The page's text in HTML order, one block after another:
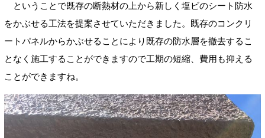
ということで既存の断熱材の上から新しく塩ビのシート防水
をかぶせる工法を提案させていただきました。既存のコンクリ
ートパネルからかぶせることにより既存の防水層を撤去するこ
となく施工することができますので工期の短縮、費用も抑える
ことができますね。